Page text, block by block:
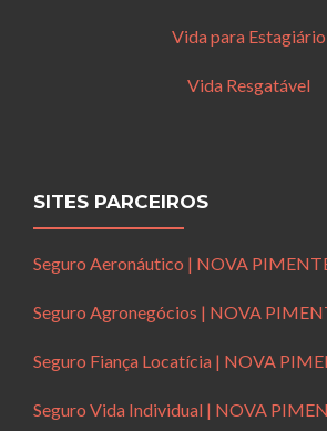
Vida para Estagiário
Vida Resgatável
SITES PARCEIROS
Seguro Aeronáutico | NOVA
Seguro Agronegócios | NOVA
Seguro Fiança Locatícia | NOVA
Seguro Vida Individual | NOVA